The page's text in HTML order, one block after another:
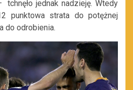
jednak nadzieję. Wtedy
punktowa strata do potężnej
do odrobienia.